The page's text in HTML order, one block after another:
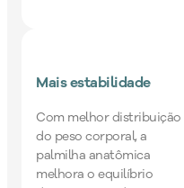
Mais estabilidade
Com melhor distribuição
do peso corporal, a
palmilha anatômica
melhora o equilíbrio